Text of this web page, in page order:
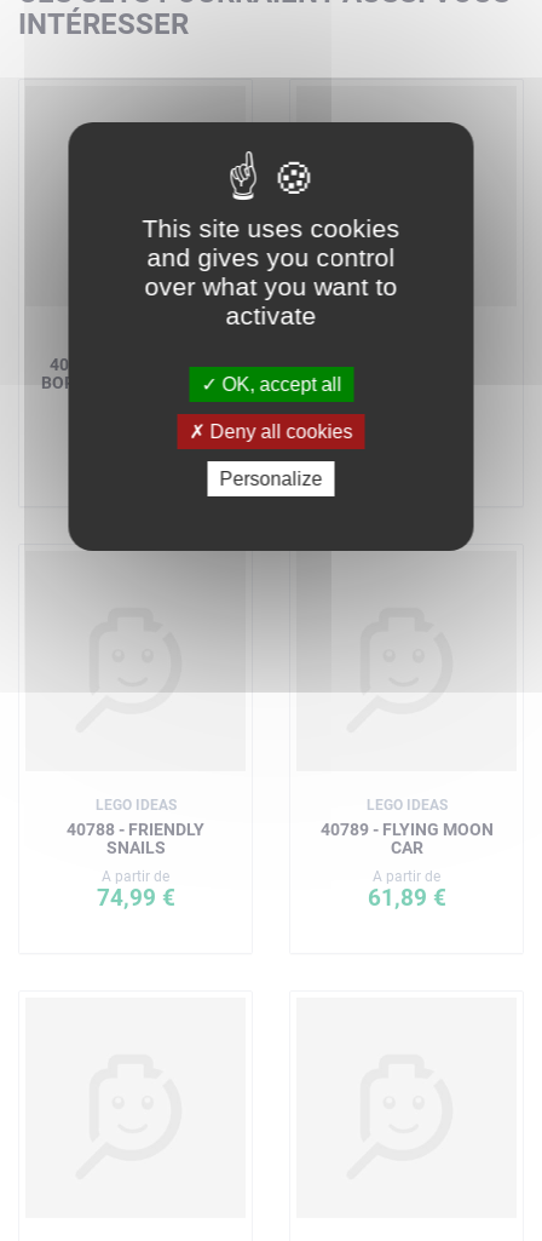
INTÉRESSER
40533 - AVENTURES À
BORD DU VAISSEAU USS
40566 - RAY LE
LEGO IDEAS
40788 - FRIENDLY
SNAILS
A partir de
74,99 €
LEGO IDEAS
40789 - FLYING MOON
CAR
A partir de
61,89 €
This site uses cookies
and gives you control
over what you want to
activate
OK, accept all
Deny all cookies
Personalize